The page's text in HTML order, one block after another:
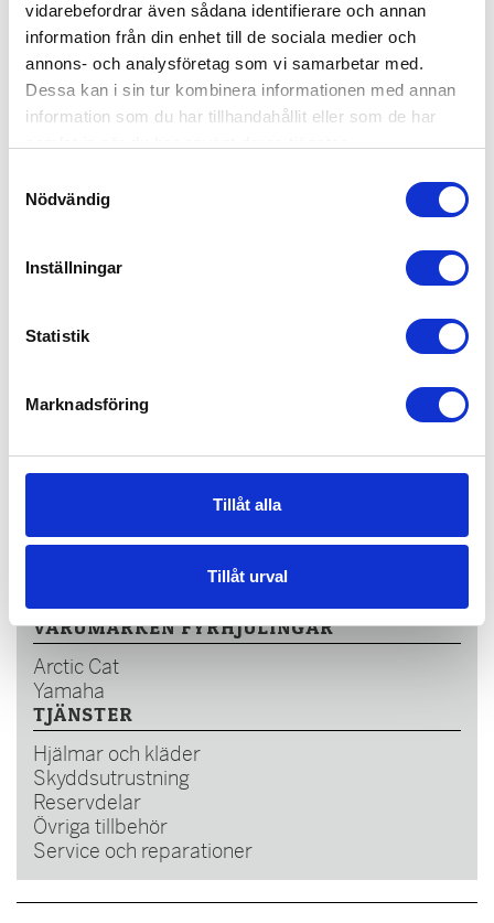
vidarebefordrar även sådana identifierare och annan
information från din enhet till de sociala medier och
annons- och analysföretag som vi samarbetar med.
Dessa kan i sin tur kombinera informationen med annan
information som du har tillhandahållit eller som de har
Nödvändig
Inställningar
Statistik
Marknadsföring
Tillåt alla
Tillåt urval
KONTAKT
Varugatan 8
931 76 Skellefteå
0910-714420
https://maskincenternord.se/
VARUMÄRKEN - SNÖSKOTER
VARUMÄRKEN FYRHJULINGAR
Arctic Cat
Yamaha
TJÄNSTER
Hjälmar och kläder
Skyddsutrustning
Reservdelar
Övriga tillbehör
Service och reparationer